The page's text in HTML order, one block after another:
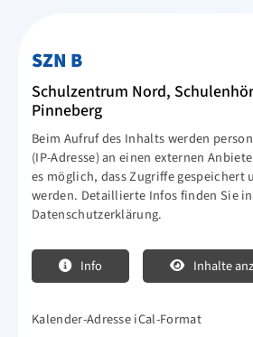
SZN B
Schulzentrum Nord,
Pinneberg
Beim Aufruf des Inhalts werden
(IP-Adresse) an einen externen
es möglich, dass Zugriffe gespeichert
werden. Detaillierte Infos finden Sie
Datenschutzerklärung.
Info Inhalte
Kalender-Adresse iCal-Format
Newsletter
Downloads
Ehrungen
Mitglied werden
Vereinskollektion